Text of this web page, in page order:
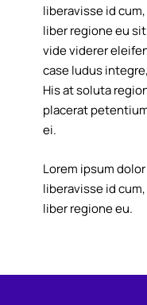
liberavisse id
liber regione eu
vide viderer
case ludus
His at soluta
placerat
ei.
Lorem ipsum
liberavisse id
liber regione eu.